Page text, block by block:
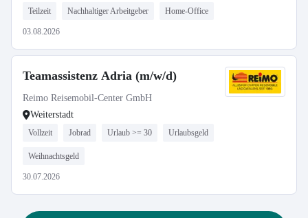
Teilzeit Nachhaltiger Arbeitgeber Home-Office
03.08.2026
Teamassistenz Adria (m/w/d)
Reimo Reisemobil-Center GmbH
Weiterstadt
Vollzeit Jobrad Urlaub >= 30 Urlaubsgeld
Weihnachtsgeld
30.07.2026